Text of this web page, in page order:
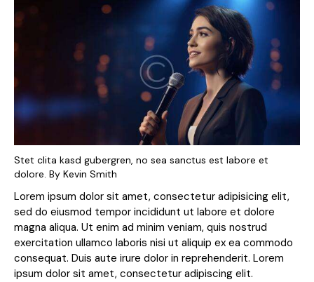
Stet clita kasd gubergren, no sea sanctus est labore et
dolore. By Kevin Smith
Lorem ipsum dolor sit amet, consectetur adipisicing elit,
sed do eiusmod tempor incididunt ut labore et dolore
magna aliqua. Ut enim ad minim veniam, quis nostrud
exercitation ullamco laboris nisi ut aliquip ex ea commodo
consequat. Duis aute irure dolor in reprehenderit. Lorem
ipsum dolor sit amet, consectetur adipiscing elit.